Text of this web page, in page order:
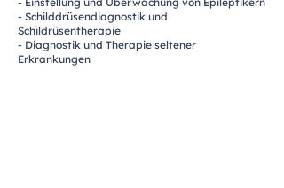
- Schilddrüsendiagnostik und
Schildrüsentherapie
- Diagnostik und Therapie seltener
Erkrankungen